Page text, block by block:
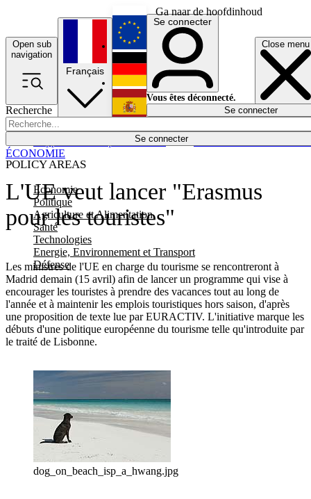
Ga naar de hoofdinhoud
Open sub
navigation
Close menu
Recherche
Se connecter
POLICY AREAS
Economie
Politique
Agriculture et Alimentation
Santé
Technologies
Energie, Environnement et Transport
Défense
Économie
Français
English
Deutsch
Español
Se connecter
Vous êtes déconnecté.
Se connecter
L'UE veut lancer "Erasmus
pour les touristes"
Les ministres de l'UE en charge du tourisme se rencontreront à
Madrid demain (15 avril) afin de lancer un programme qui vise à
encourager les touristes à prendre des vacances tout au long de
l'année et à maintenir les emplois touristiques hors saison, d'après
une proposition de texte lue par EURACTIV. L'initiative marque les
débuts d'une politique européenne du tourisme telle qu'introduite par
le traité de Lisbonne.
ÉCONOMIE
dog_on_beach_isp_a_hwang.jpg